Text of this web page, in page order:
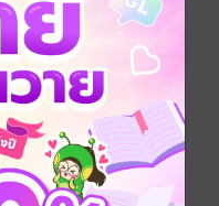
ท่องเที่ยวภาษาไทย
งเดือน บนแผงหนังสือ
ซึ่งเป็นศูนย์รวมของ
เนื้อหาของนิตยสาร
ที่ต้องการการพักผ่อน
ารเดินทางท่องเที่ยว
หนัง ช้อปปิ้ง หรือการ